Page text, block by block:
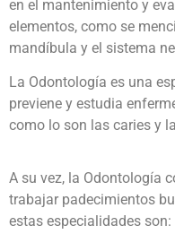
en el mantenimiento y
elementos, como se
mandíbula y el sistema
La Odontología es una
previene y estudia
como lo son las caries y
A su vez, la Odontología
trabajar padecimientos
estas especialidades son: